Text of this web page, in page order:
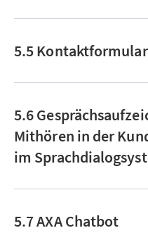
5.5
5.6
Mithören in der
im
5.7 AXA Chatbot